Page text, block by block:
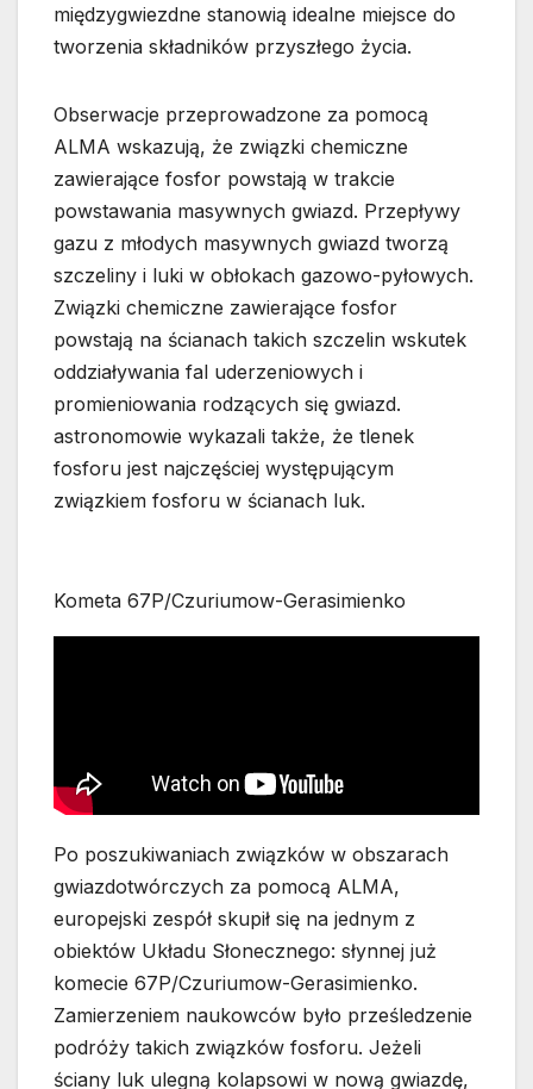
międzygwiezdne stanowią idealne miejsce do
tworzenia składników przyszłego życia.
Obserwacje przeprowadzone za pomocą
ALMA wskazują, że związki chemiczne
zawierające fosfor powstają w trakcie
powstawania masywnych gwiazd. Przepływy
gazu z młodych masywnych gwiazd tworzą
szczeliny i luki w obłokach gazowo-pyłowych.
Związki chemiczne zawierające fosfor
powstają na ścianach takich szczelin wskutek
oddziaływania fal uderzeniowych i
promieniowania rodzących się gwiazd.
astronomowie wykazali także, że tlenek
fosforu jest najczęściej występującym
związkiem fosforu w ścianach luk.
Kometa 67P/Czuriumow-Gerasimienko
Po poszukiwaniach związków w obszarach
gwiazdotwórczych za pomocą ALMA,
europejski zespół skupił się na jednym z
obiektów Układu Słonecznego: słynnej już
komecie 67P/Czuriumow-Gerasimienko.
Zamierzeniem naukowców było prześledzenie
podróży takich związków fosforu. Jeżeli
ściany luk ulegną kolapsowi w nową gwiazdę,